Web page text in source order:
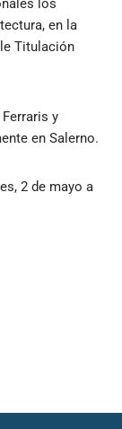
los
en la
Titulación
y
en Salerno.
2 de mayo a